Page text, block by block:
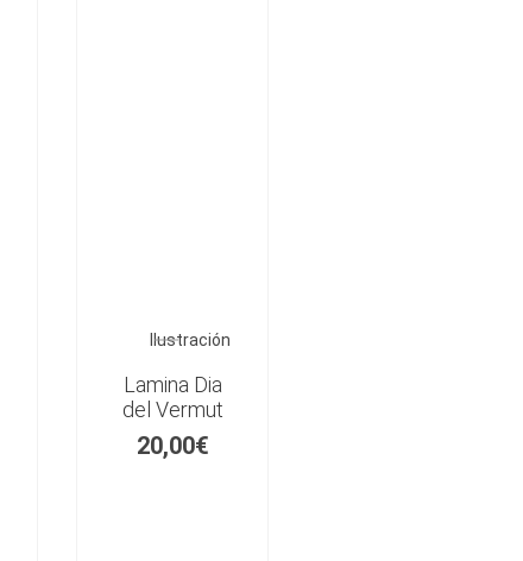
Ilustración
Lamina Dia
del Vermut
20,00€